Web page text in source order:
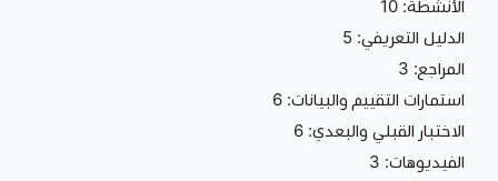
الأنشطة: 10
الدليل التعريفي: 5
المراجع: 3
استمارات التقييم والبيانات: 6
الاختبار القبلي والبعدي: 6
الفيديوهات: 3